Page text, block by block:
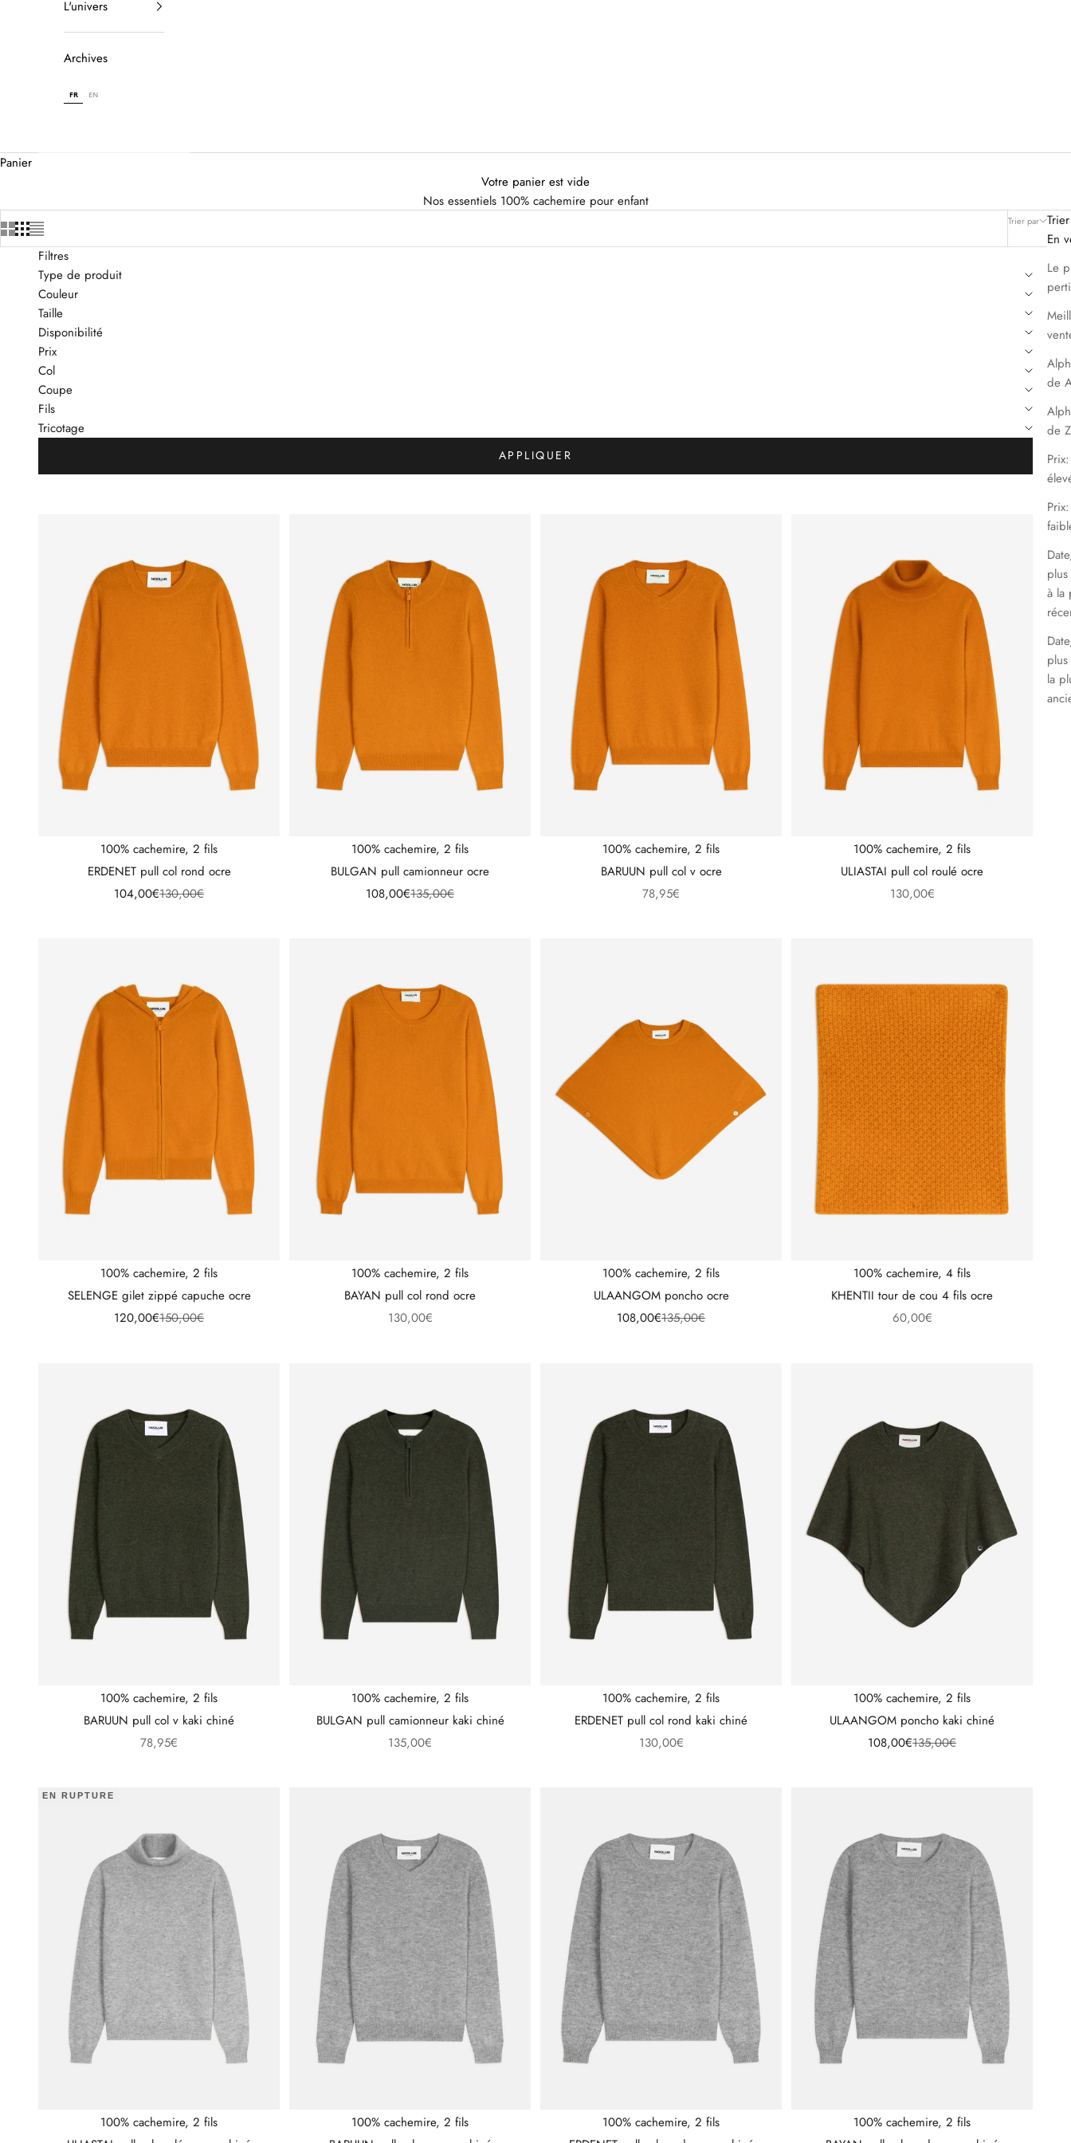
L'univers
Archives
FR EN
Panier
Votre panier est vide
Nos essentiels 100% cachemire pour enfant
Filtrer
Trier par
En
Le
de
de
à la
la
Filtres
Type de produit
Couleur
Taille
Disponibilité
Prix
Col
Coupe
Fils
Tricotage
APPLIQUER
100% cachemire, 2 fils
ERDENET pull col rond ocre
Prix de vente
104,00€Prix normal
130,00€
100% cachemire, 2 fils
BULGAN pull camionneur ocre
Prix de vente
108,00€Prix normal
135,00€
100% cachemire, 2 fils
BARUUN pull col v ocre
Prix de vente
78,95€
100% cachemire, 2 fils
ULIASTAI pull col roulé ocre
Prix de vente
130,00€
100% cachemire, 2 fils
SELENGE gilet zippé capuche ocre
Prix de vente
120,00€Prix normal
150,00€
100% cachemire, 2 fils
BAYAN pull col rond ocre
Prix de vente
130,00€
100% cachemire, 2 fils
ULAANGOM poncho ocre
Prix de vente
108,00€Prix normal
135,00€
100% cachemire, 4 fils
KHENTII tour de cou 4 fils ocre
Prix de vente
60,00€
100% cachemire, 2 fils
BARUUN pull col v kaki chiné
Prix de vente
78,95€
100% cachemire, 2 fils
BULGAN pull camionneur kaki chiné
Prix de vente
135,00€
100% cachemire, 2 fils
ERDENET pull col rond kaki chiné
Prix de vente
130,00€
100% cachemire, 2 fils
ULAANGOM poncho kaki chiné
Prix de vente
108,00€Prix normal
135,00€
EN RUPTURE
100% cachemire, 2 fils
100% cachemire, 2 fils
100% cachemire, 2 fils
100% cachemire, 2 fils